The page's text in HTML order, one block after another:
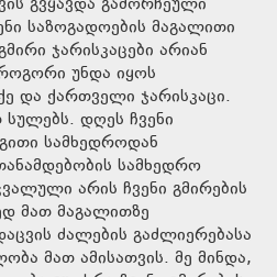
საზოგადოების მაგალითი
ჯარისკაცები არიან
უნდა იყოს
და ქართველი ჯარისკაცი.
დღეს ჩვენი
სამხედროდან
სამხედრო
არის ჩვენი გმირების
მათ მაგალითზე
ძალების გაძლიერებასა
მათ ამისათვის. მე მინდა,